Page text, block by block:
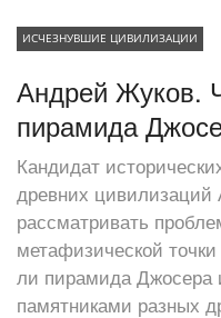
ИСЧЕЗНУВШИЕ ЦИВИЛИЗАЦИИ
Андрей Жуков.
пирамида
Кандидат
древних цивилизаций
рассматривать
метафизической
ли пирамида Джосера
памятниками разных